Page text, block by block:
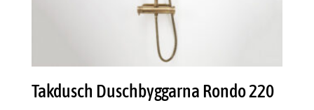
Takdusch Duschbyggarna Rondo 220